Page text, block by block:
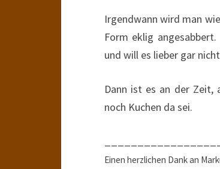
Irgendwann wird man
Form eklig
und will es lieber gar
Dann ist es an der Zeit,
noch Kuchen da sei.
Einen herzlichen Dank an